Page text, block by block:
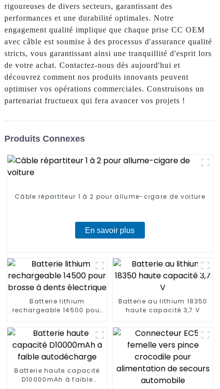
rigoureuses de divers secteurs, garantissant des
performances et une durabilité optimales. Notre
engagement qualité implique que chaque prise CC OEM
avec câble est soumise à des processus d'assurance qualité
stricts, vous garantissant ainsi une tranquillité d'esprit lors
de votre achat. Contactez-nous dès aujourd'hui et
découvrez comment nos produits innovants peuvent
optimiser vos opérations commerciales. Construisons un
partenariat fructueux qui fera avancer vos projets !
Produits Connexes
Câble répartiteur 1 à 2 pour allume-cigare de voiture
En savoir plus
Batterie lithium
rechargeable 14500 pour
Batterie au lithium 18350
haute capacité 3,7 V
Batterie haute capacité
D10000mAh à faible